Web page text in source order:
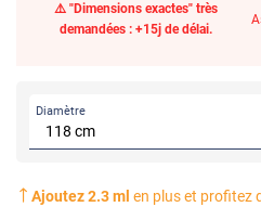
⚠️ "Dimensions exactes" très
demandées : +15j de délai.
Diamètre
Ajoutez2.3ml en plus et profitez